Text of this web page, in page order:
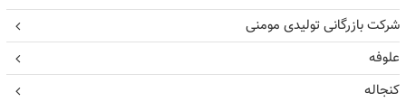
شرکت بازرگانی تولیدی مومنی
علوفه
کنجاله